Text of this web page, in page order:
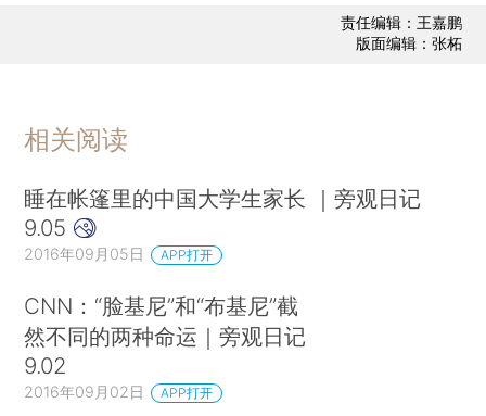
责任编辑：王嘉鹏
版面编辑：张柘
相关阅读
睡在帐篷里的中国大学生家长 ｜旁观日记
9.05
2016年09月05日 APP打开
CNN：“脸基尼”和“布基尼”截
然不同的两种命运｜旁观日记
9.02
2016年09月02日 APP打开